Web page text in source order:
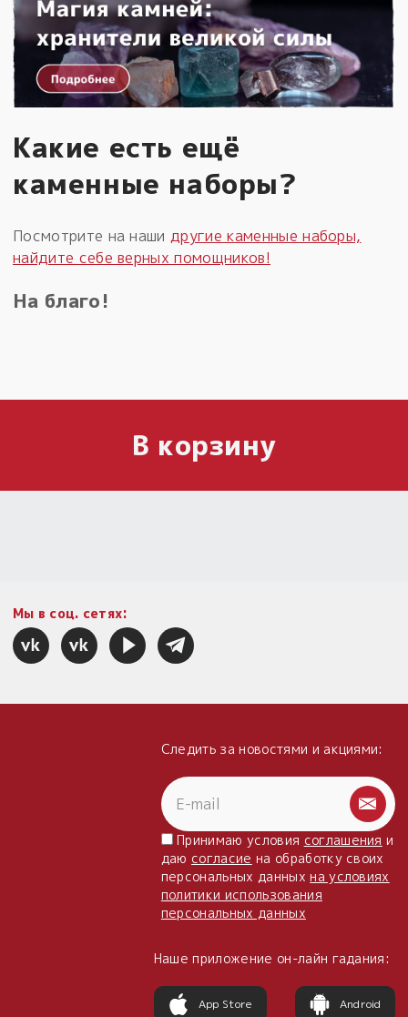
Какие есть ещё
каменные наборы?
Посмотрите на нашидругие каменные наборы,
найдите себе верных помощников!
На благо!
В корзину
Мы в соц. сетях:
Следить за новостями и акциями:
Принимаю условия соглашения и
даю согласие на обработку своих
персональных данныхна условиях
политики использования
персональных данных
Наше приложение он-лайн гадания:
App Store Android